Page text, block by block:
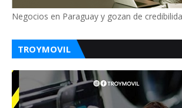
Negocios en Paraguay y gozan de
TROYMOVIL